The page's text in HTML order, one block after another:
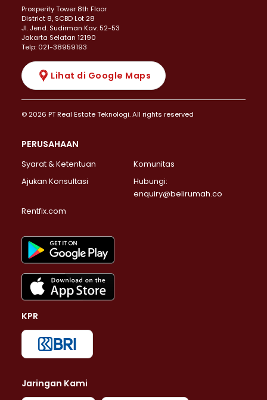
Prosperity Tower 8th Floor
District 8, SCBD Lot 28
JI. Jend. Sudirman Kav. 52-53
Jakarta Selatan 12190
Telp: 021-38959193
Lihat di Google Maps
© 2026 PT Real Estate Teknologi. All rights reserved
PERUSAHAAN
Syarat & Ketentuan
Komunitas
Ajukan Konsultasi
Hubungi:
enquiry@belirumah.co
Rentfix.com
KPR
Jaringan Kami